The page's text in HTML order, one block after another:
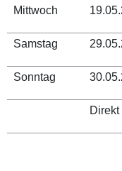
Mittwoch
Samstag
Sonntag
Direkt